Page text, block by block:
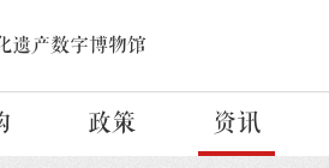
遗产数字博物馆
政策 资讯